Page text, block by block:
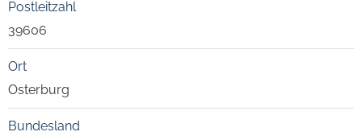
Postleitzahl
39606
Ort
Osterburg
Bundesland